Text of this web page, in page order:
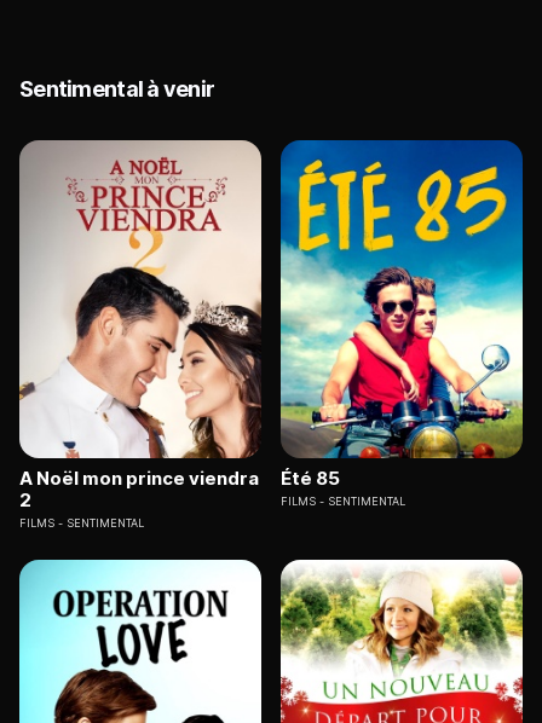
Sentimental à venir
A Noël mon prince viendra
2
FILMS SENTIMENTAL
Été 85
FILMS SENTIMENTAL